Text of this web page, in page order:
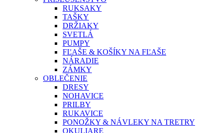
RUKSAKY
TAŠKY
DRŽIAKY
SVETLÁ
PUMPY
FĽAŠE & KOŠÍKY NA FĽAŠE
NÁRADIE
ZÁMKY
OBLEČENIE
DRESY
NOHAVICE
PRILBY
RUKAVICE
PONOŽKY & NÁVLEKY NA TRETRY
OKULIARE